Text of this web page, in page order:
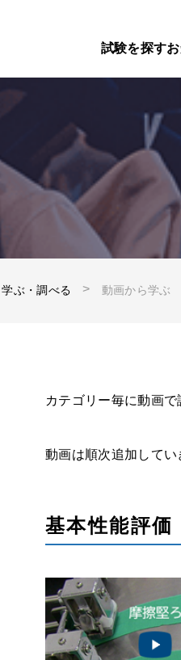
試験を探す
学ぶ・調べる 動画から学ぶ
カテゴリー毎に動画で
動画は順次追加してい
基本性能評価